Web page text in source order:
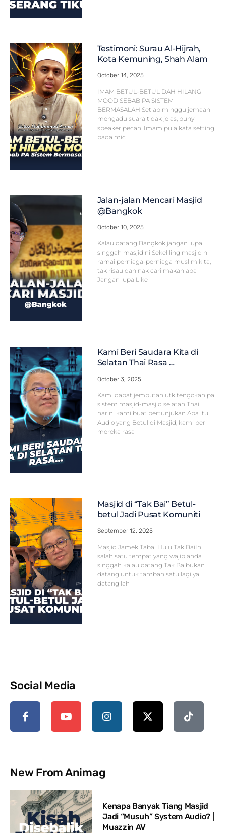
Testimoni: Surau Al-Hijrah,
Kota Kemuning, Shah Alam
October 14, 2025
IMAM BETUL-BETUL DAH HILANG
MOOD SEBAB PA SISTEM
BERMASALAH Setiap minggu jemaah
mengadu suara tidak jelas, bunyi
speaker pecah. Imam pula kata setting
pada mic
Jalan-jalan Mencari Masjid
@Bangkok
October 10, 2025
Kalau datang Bangkok jangan lupa
singgah masjid ni Sekeliling masjid ni
ramai perniaga-perniaga muslim kita,
tak risau dah nak cari makan apa
Jangan lupa Like
Kami Beri Saudara Kita di
Selatan Thai Rasa …
October 3, 2025
Kami dapat jemputan utk tengokan pa
sistem masjid-masjid selatan Thai
harini kami buat pertunjukan Apa itu
Audio yang Betul di Masjid, kami beri
mereka rasa
Masjid di “Tak Bai” Betul-
betul Jadi Pusat Komuniti
September 12, 2025
Masjid Jamek Tabal Hulu Tak BaiIni
salah satu tempat yang wajib anda
singgah kalau datang Tak Baibukan
datang untuk tambah satu lagi ya
datang lah
Social Media
New From Animag
Kenapa Banyak Tiang Masjid
Jadi “Musuh” System Audio? |
Muazzin AV